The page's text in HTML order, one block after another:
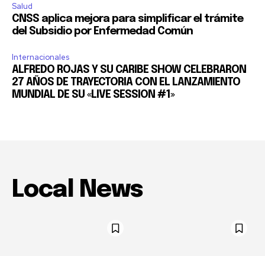
Salud
CNSS aplica mejora para simplificar el trámite
del Subsidio por Enfermedad Común
Internacionales
ALFREDO ROJAS Y SU CARIBE SHOW CELEBRARON
27 AÑOS DE TRAYECTORIA CON EL LANZAMIENTO
MUNDIAL DE SU «LIVE SESSION #1»
Local News